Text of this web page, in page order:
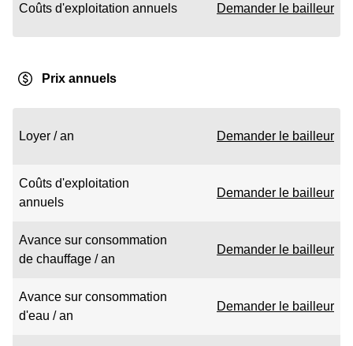
Coûts d'exploitation annuels Demander le bailleur
Prix annuels
Loyer / an Demander le bailleur
Coûts d'exploitation
annuels
Demander le bailleur
Avance sur consommation
de chauffage / an
Demander le bailleur
Avance sur consommation
d'eau / an
Demander le bailleur